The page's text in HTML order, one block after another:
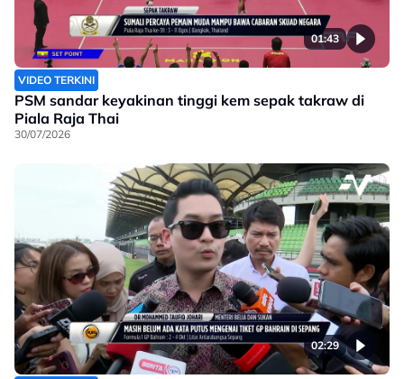
01:43
VIDEO TERKINI
PSM sandar keyakinan tinggi kem sepak takraw di
Piala Raja Thai
30/07/2026
02:29